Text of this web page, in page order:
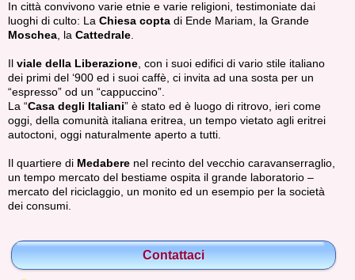
In città convivono varie etnie e varie religioni, testimoniate dai
luoghi di culto: La Chiesa copta di Ende Mariam, la Grande
Moschea , la Cattedrale
Il viale della Liberazione , con i suoi edifici di vario stile italiano
dei primi del ‘900 ed i suoi caffè, ci invita ad una sosta per un
“espresso” od un “cappuccino”.
La “Casa degli Italiani” è stato ed è luogo di ritrovo, ieri come
oggi, della comunità italiana eritrea, un tempo vietato agli eritrei
autoctoni, oggi naturalmente aperto a tutti.
Il quartiere di Medabere nel recinto del vecchio caravanserraglio,
un tempo mercato del bestiame ospita il grande laboratorio –
mercato del riciclaggio, un monito ed un esempio per la società
dei consumi.
Contattaci